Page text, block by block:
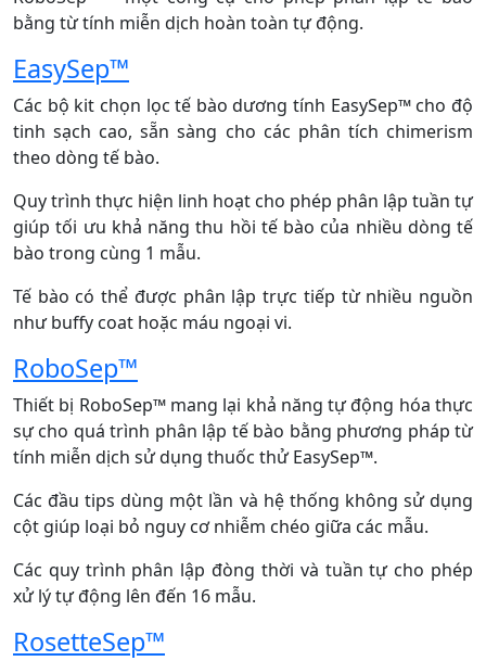
bằng từ tính miễn dịch hoàn toàn tự động.
EasySep™
Các bộ kit chọn lọc tế bào dương tính EasySep™ cho độ
tinh sạch cao, sẵn sàng cho các phân tích chimerism
theo dòng tế bào.
Quy trình thực hiện linh hoạt cho phép phân lập tuần tự
giúp tối ưu khả năng thu hồi tế bào của nhiều dòng tế
bào trong cùng 1 mẫu.
Tế bào có thể được phân lập trực tiếp từ nhiều nguồn
như buffy coat hoặc máu ngoại vi.
RoboSep™
Thiết bị RoboSep™ mang lại khả năng tự động hóa thực
sự cho quá trình phân lập tế bào bằng phương pháp từ
tính miễn dịch sử dụng thuốc thử EasySep™.
Các đầu tips dùng một lần và hệ thống không sử dụng
cột giúp loại bỏ nguy cơ nhiễm chéo giữa các mẫu.
Các quy trình phân lập đòng thời và tuần tự cho phép
xử lý tự động lên đến 16 mẫu.
RosetteSep™